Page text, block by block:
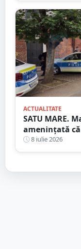
ACTUALITATE
SATU MARE.
amenințată că
Agresorul:
8 iulie 2026